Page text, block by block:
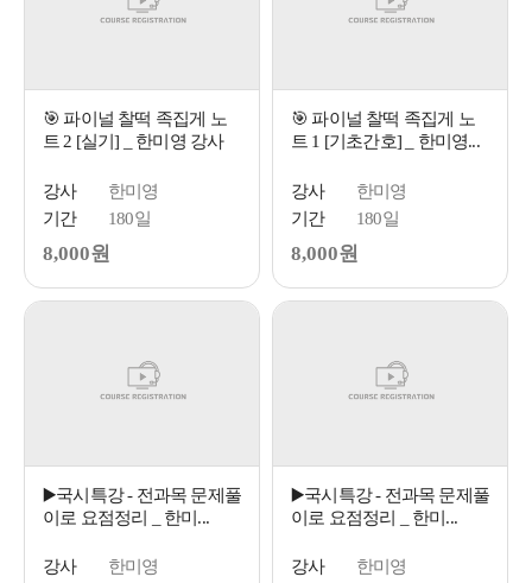
🎯 파이널 찰떡 족집게 노
트 2 [실기] _ 한미영 강사
강사
한미영
기간
180일
8,000원
🎯 파이널 찰떡 족집게 노
트 1 [기초간호] _ 한미영...
강사
한미영
기간
180일
8,000원
▶️국시특강 - 전과목 문제풀
이로 요점정리 _ 한미...
강사
한미영
▶️국시특강 - 전과목 문제풀
이로 요점정리 _ 한미...
강사
한미영